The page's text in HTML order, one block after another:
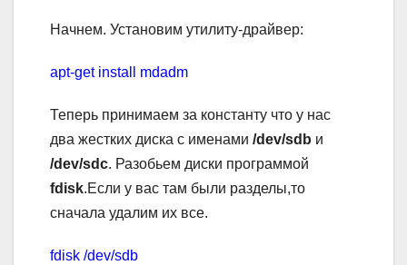
Начнем. Установим утилиту-драйвер:
apt-get install mdadm
Теперь принимаем за константу что у нас
два жестких диска с именами /dev/sdb и
/dev/sdc. Разобьем диски программой
fdisk.Если у вас там были разделы,то
сначала удалим их все.
fdisk /dev/sdb